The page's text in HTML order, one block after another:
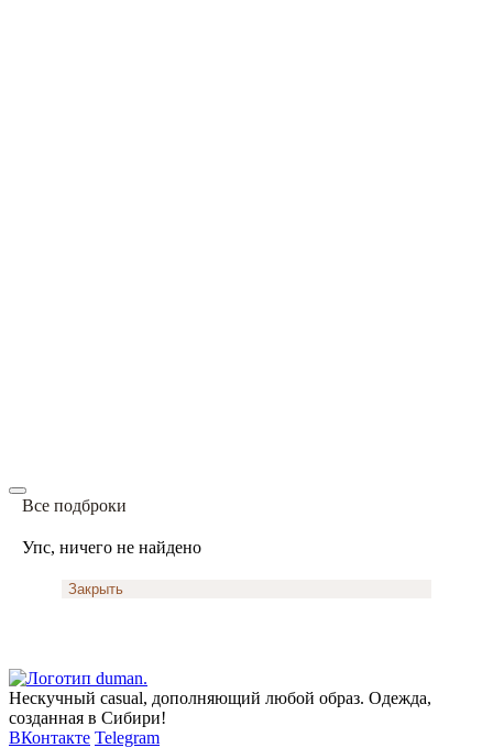
Все подброки
Упс, ничего не найдено
Закрыть
Нескучный casual, дополняющий любой образ. Одежда,
созданная в Сибири!
ВКонтакте Telegram